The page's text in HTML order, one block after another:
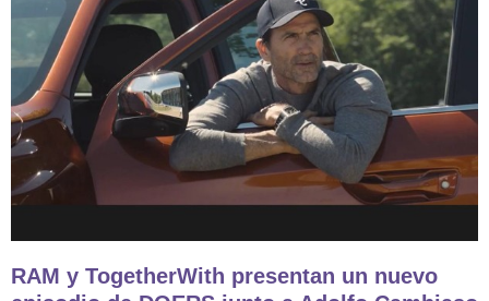
RAM y TogetherWith presentan un nuevo